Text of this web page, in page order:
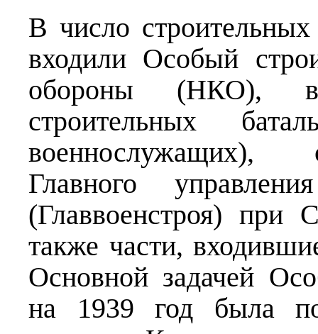
В число
входили Особый
обороны (НКО),
строительных
военнослужащих),
Главного
(Главвоенстроя)
также части,
Основной задачей
на 1939 год была